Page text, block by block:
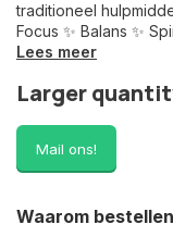
traditioneel
Focus ✨ Balans ✨
Lees meer
Larger
Mail ons!
Waarom